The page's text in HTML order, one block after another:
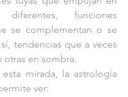
diferentes, funciones
se complementan o se
tendencias que a veces
otras en sombra.
ver: